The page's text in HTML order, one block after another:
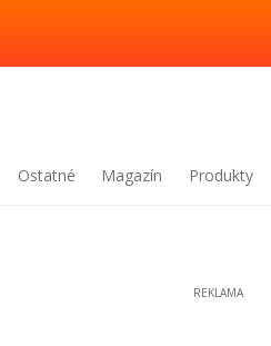
Ostatné Magazín Produkty
REKLAMA